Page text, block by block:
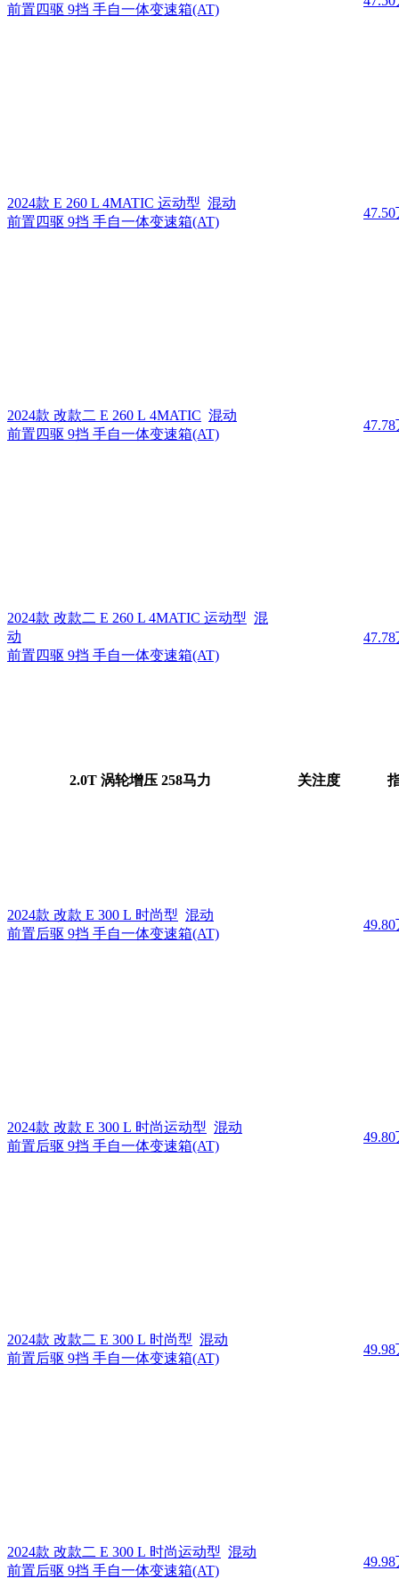
前置四驱 9挡 手自一体变速箱(AT)
2024款 E 260 L 4MATIC 运动型 混动
前置四驱 9挡 手自一体变速箱(AT)
47.50
2024款 改款二 E 260 L 4MATIC 混动
前置四驱 9挡 手自一体变速箱(AT)
47.78
2024款 改款二 E 260 L 4MATIC 运动型 混
动
前置四驱 9挡 手自一体变速箱(AT)
47.78
2.0T 涡轮增压 258马力 关注度
2024款 改款 E 300 L 时尚型 混动
前置后驱 9挡 手自一体变速箱(AT)
49.80
2024款 改款 E 300 L 时尚运动型 混动
前置后驱 9挡 手自一体变速箱(AT)
49.80
2024款 改款二 E 300 L 时尚型 混动
前置后驱 9挡 手自一体变速箱(AT)
49.98
2024款 改款二 E 300 L 时尚运动型 混动
前置后驱 9挡 手自一体变速箱(AT)
49.98